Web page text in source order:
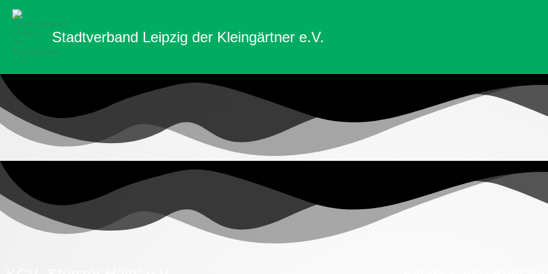
Zum
Inhalt
springen
Stadtverband Leipzig der Kleingärtner e.V.